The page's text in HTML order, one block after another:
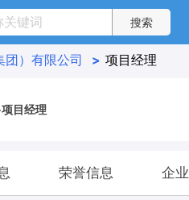
团）有限公司 > 项目经理
目经理
荣誉信息 企